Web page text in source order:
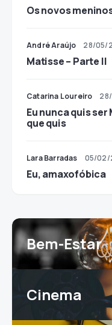
Os novos
André Araújo 28/05/
Matisse – Parte II
Catarina Loureiro
Eu nunca quis
que quis
Lara Barradas 05/02/
Eu, amaxofóbica
Bem-Estar
Cinema